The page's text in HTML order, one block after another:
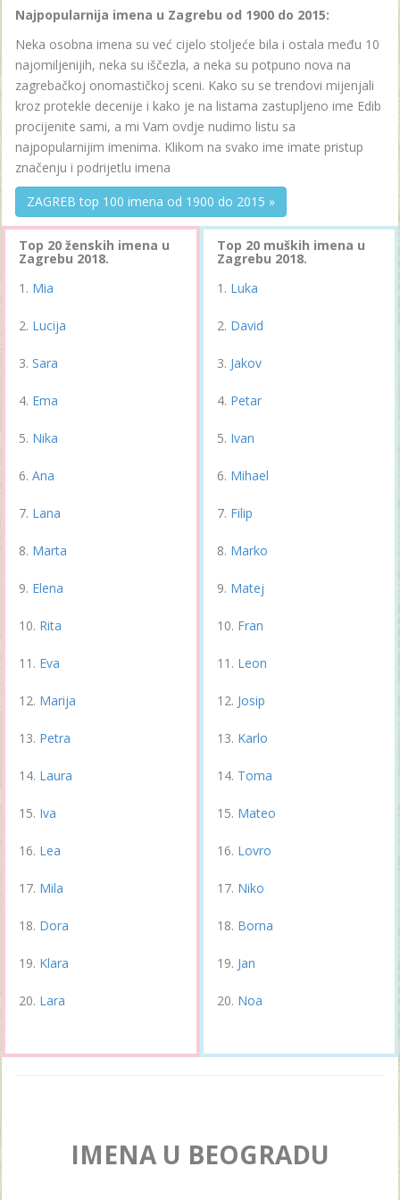
Najpopularnija imena u Zagrebu od 1900 do 2015:
Neka osobna imena su već cijelo stoljeće bila i ostala među 10
najomiljenijih, neka su iščezla, a neka su potpuno nova na
zagrebačkoj onomastičkoj sceni. Kako su se trendovi mijenjali
kroz protekle decenije i kako je na listama zastupljeno ime Edib
procijenite sami, a mi Vam ovdje nudimo listu sa
najpopularnijim imenima. Klikom na svako ime imate pristup
značenju i podrijetlu imena
ZAGREB top 100 imena od 1900 do 2015 »
Top 20 ženskih imena u
Zagrebu 2018.
Mia
Lucija
Sara
Ema
Nika
Ana
Lana
Marta
Elena
Rita
Eva
Marija
Petra
Laura
Iva
Lea
Mila
Dora
Klara
Lara
Top 20 muških imena u
Zagrebu 2018.
Luka
David
Jakov
Petar
Ivan
Mihael
Filip
Marko
Matej
Fran
Leon
Josip
Karlo
Toma
Mateo
Lovro
Niko
Borna
Jan
Noa
IMENA U BEOGRADU